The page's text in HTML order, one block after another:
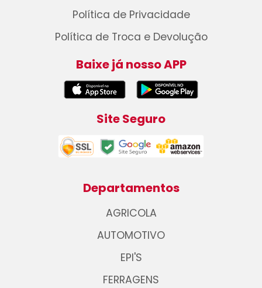
Política de Privacidade
Política de Troca e Devolução
Baixe já nosso APP
Site Seguro
Departamentos
AGRICOLA
AUTOMOTIVO
EPI'S
FERRAGENS